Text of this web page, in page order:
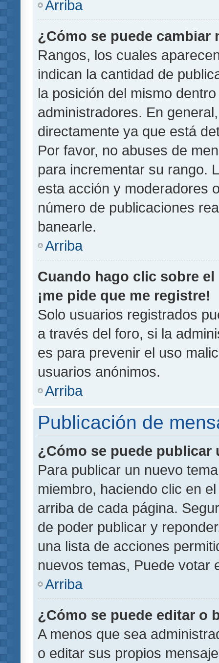
Arriba
¿Cómo se puede cambiar
Rangos, los cuales
indican la cantidad de
la posición del mismo
administradores. En
directamente ya que está
Por favor, no abuses de
para incrementar su rango.
esta acción y moderadores
número de publicaciones
banearle.
Arriba
Cuando hago clic sobre
¡me pide que me registre!
Solo usuarios registrados
a través del foro, si la
es para prevenir el uso
usuarios anónimos.
Arriba
Publicación de
¿Cómo se puede publicar
Para publicar un nuevo
miembro, haciendo clic en
arriba de cada página.
de poder publicar y
una lista de acciones
nuevos temas, Puede votar
Arriba
¿Cómo se puede editar o
A menos que sea
o editar sus propios